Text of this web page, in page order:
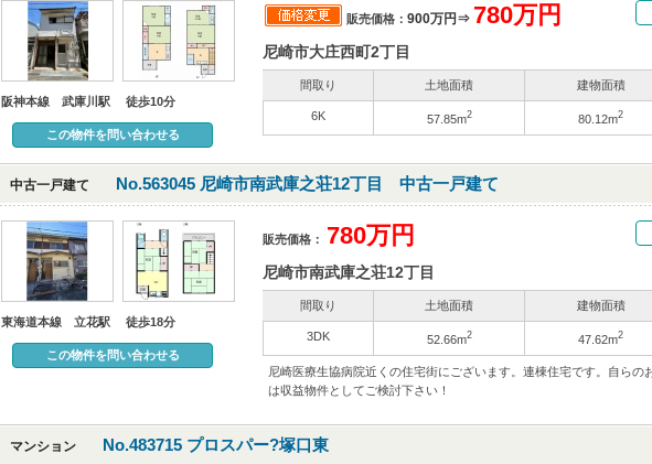
阪神本線 武庫川駅 徒歩10分
この物件を問い合わせる
販売価格： 900万円⇒ 780万円
尼崎市大庄西町2丁目
間取り 土地面積 建物面積
6K 57.85m2 80.12m2
中古一戸建て No.563045 尼崎市南武庫之荘12丁目 中古一戸建て
東海道本線 立花駅 徒歩18分
この物件を問い合わせる
販売価格： 780万円
尼崎市南武庫之荘12丁目
間取り 土地面積 建物面積
3DK 52.66m2 47.62m2
尼崎医療生協病院近くの住宅街にございます。連棟住宅です。自らの
は収益物件としてご検討下さい！
マンション No.483715 プロスパー?塚口東